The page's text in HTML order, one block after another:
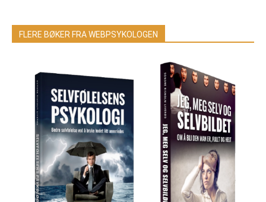
FLERE BØKER FRA WEBPSYKOLOGEN